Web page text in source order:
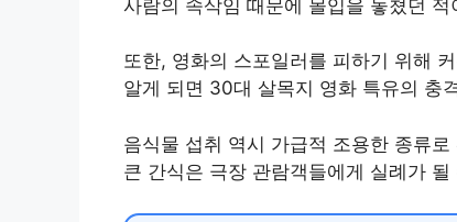
사람의 속삭임 때문에 몰입을 놓쳤던
또한, 영화의 스포일러를 피하기 위해
알게 되면 30대 살목지 영화 특유의 충
음식물 섭취 역시 가급적 조용한 종류
큰 간식은 극장 관람객들에게 실례가 될